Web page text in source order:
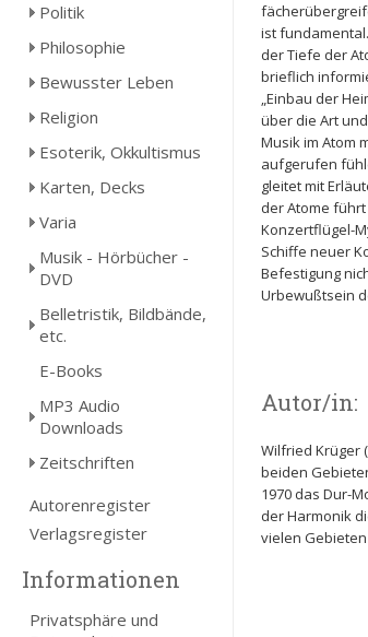
Politik
Philosophie
Bewusster Leben
Religion
Esoterik, Okkultismus
Karten, Decks
Varia
Musik - Hörbücher -
DVD
Belletristik, Bildbände,
etc.
E-Books
MP3 Audio
Downloads
Zeitschriften
Autorenregister
Verlagsregister
Informationen
Privatsphäre und
ist
der Tiefe der
brieflich
„Einbau der
über die Art
Musik im Atom
aufgerufen
gleitet mit
der Atome
Konzertflügel-
Schiffe neuer
Befestigung
Urbewußtsein
Autor/in:
Wilfried Krüger
beiden
1970 das Dur-
der Harmonik
vielen